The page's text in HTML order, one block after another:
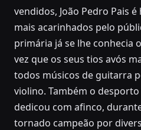
vendidos, João Pedro Pais
mais acarinhados pelo
primária já se lhe conhecia
vez que os seus tios avós
todos músicos de guitarra
violino. Também o
dedicou com afinco,
tornado campeão por